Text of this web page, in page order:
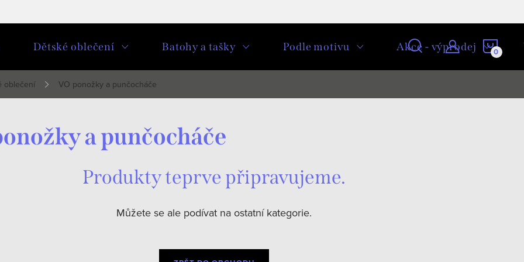
Dětské oblečení Batohy a tašky Podle motivu Akce - výprodej
oblečení VO ponožky a punčocháče
a punčocháče
Produkty teprve připravujeme.
Můžete se ale podívat na ostatní kategorie.